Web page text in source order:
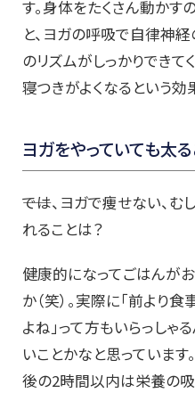
す。身体をたくさん動かす
と、ヨガの呼吸で自律神経
のリズムがしっかりできて
寝つきがよくなるという効
ヨガをやっていても太
――では、ヨガで痩せない、
れることは？
健康的になってごはんがお
か（笑）。実際に「前より
よね」って方もいらっしゃ
いことかなと思っています
後の2時間以内は栄養の